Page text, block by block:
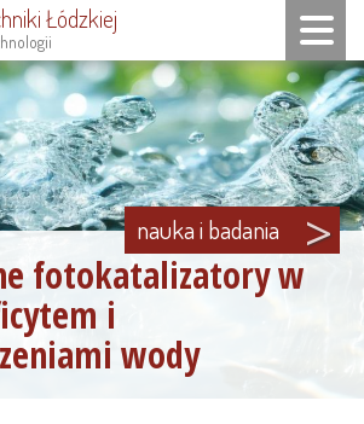
Łódzkiej Toggle
fotokatalizatory w
i
wody
nauka i badania >